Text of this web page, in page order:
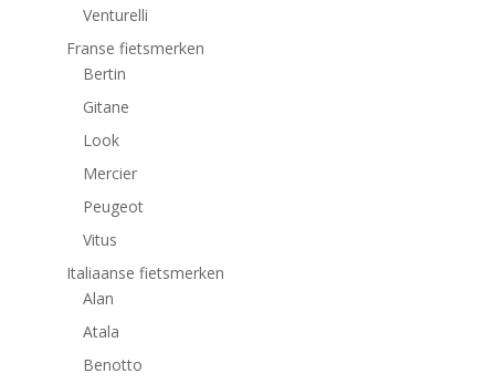
Venturelli
Franse fietsmerken
Bertin
Gitane
Look
Mercier
Peugeot
Vitus
Italiaanse fietsmerken
Alan
Atala
Benotto